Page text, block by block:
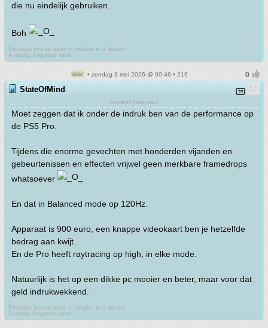
die nu eindelijk gebruiken.
Boh
Perhaps you've seen it, maybe in a dream.
A murky, forgotten land.
• zondag 3 mei 2026 @ 00:46 • 216
StateOfMind
Ancient Astronaut
Moet zeggen dat ik onder de indruk ben van de performance op
de PS5 Pro.
Tijdens die enorme gevechten met honderden vijanden en
gebeurtenissen en effecten vrijwel geen merkbare framedrops
whatsoever
En dat in Balanced mode op 120Hz.
Apparaat is 900 euro, een knappe videokaart ben je hetzelfde
bedrag aan kwijt.
En de Pro heeft raytracing op high, in elke mode.
Natuurlijk is het op een dikke pc mooier en beter, maar voor dat
geld indrukwekkend.
Perhaps you've seen it, maybe in a dream.
A murky, forgotten land.